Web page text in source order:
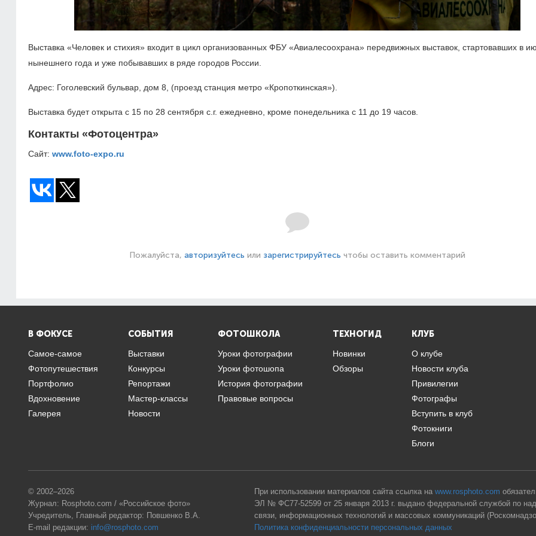
Выставка «Человек и стихия» входит в цикл организованных ФБУ «Авиалесоохрана» передвижных выставок, стартовавших в
нынешнего года и уже побывавших в ряде городов России.
Адрес: Гоголевский бульвар, дом 8, (проезд станция метро «Кропоткинская»).
Выставка будет открыта с 15 по 28 сентября с.г. ежедневно, кроме понедельника с 11 до 19 часов.
Контакты «Фотоцентра»
Сайт: www.foto-expo.ru
Пожалуйста, авторизуйтесь или зарегистрируйтесь чтобы оставить комментарий
В ФОКУСЕ
Самое-самое
Фотопутешествия
Портфолио
Вдохновение
Галерея
СОБЫТИЯ
Выставки
Конкурсы
Репортажи
Мастер-классы
Новости
ФОТОШКОЛА
Уроки фотографии
Уроки фотошопа
История фотографии
Правовые вопросы
ТЕХНОГИД
Новинки
Обзоры
КЛУБ
О клубе
Новости клуба
Привилегии
Фотографы
Вступить в клуб
Фотокниги
Блоги
© 2002–2026
Журнал: Rosphoto.com / «Российское фото»
Учредитель, Главный редактор: Повшенко В.А.
E-mail редакции: info@rosphoto.com
При использовании материалов сайта ссылка на www.rosphoto.com
ЭЛ № ФС77-52599 от 25 января 2013 г. выдано федеральной службой по
связи, информационных технологий и массовых коммуникаций
Политика конфиденциальности персональных данных